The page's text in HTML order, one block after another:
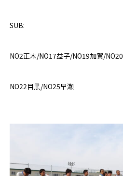
SUB:
NO2正木/NO17益子/NO19加賀/NO20
NO22目黒/NO25早瀬